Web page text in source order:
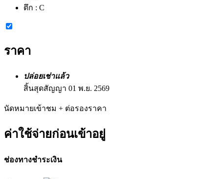
ตึก : C
ราคา
ปล่อยเช่าแล้ว
สิ้นสุดสัญญา 01 พ.ย. 2569
นัดหมายเข้าชม + ต่อรองราคา
ค่าใช้จ่ายก่อนเข้าอยู่
ช่องทางชำระเงิน